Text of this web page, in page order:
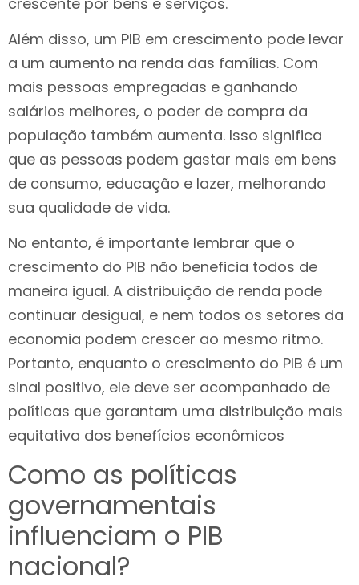
Além disso, um PIB em crescimento pode levar
a um aumento na renda das famílias. Com
mais pessoas empregadas e ganhando
salários melhores, o poder de compra da
população também aumenta. Isso significa
que as pessoas podem gastar mais em bens
de consumo, educação e lazer, melhorando
sua qualidade de vida.
No entanto, é importante lembrar que o
crescimento do PIB não beneficia todos de
maneira igual. A distribuição de renda pode
continuar desigual, e nem todos os setores da
economia podem crescer ao mesmo ritmo.
Portanto, enquanto o crescimento do PIB é um
sinal positivo, ele deve ser acompanhado de
políticas que garantam uma distribuição mais
equitativa dos benefícios econômicos
Como as políticas
governamentais
influenciam o PIB
nacional?